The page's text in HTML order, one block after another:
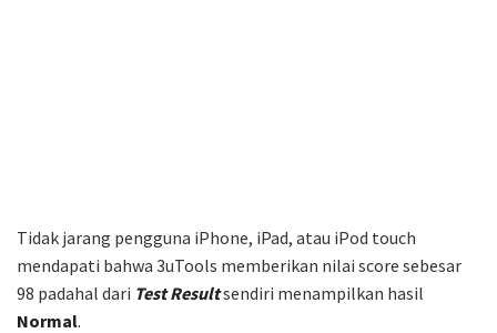
Tidak jarang pengguna iPhone, iPad, atau iPod touch
mendapati bahwa 3uTools memberikan nilai score sebesar
98 padahal dari Test Resultsendiri menampilkan hasil
Normal.